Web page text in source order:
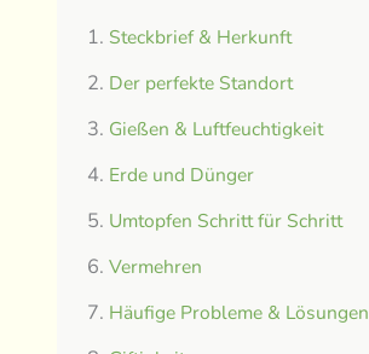
Steckbrief & Herkunft
Der perfekte Standort
Gießen & Luftfeuchtigkeit
Erde und Dünger
Umtopfen Schritt für Schritt
Vermehren
Häufige Probleme & Lösungen